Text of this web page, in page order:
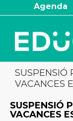
to
content
Agenda
SUSPENSIÓ
VACANCES
SUSPENSIÓ
VACANCES